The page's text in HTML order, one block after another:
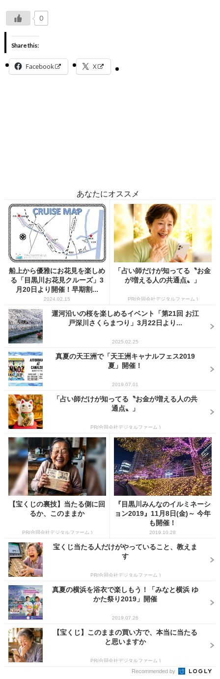
0
Share this:
Facebook X
あなたにオススメ
船上から優雅にお花見を楽しめ
る「目黒川お花見クルーズ」3
月20日より開催！早期割...
2024.02.15
「占い師だけが知ってる〝お金
が増える人の共通点〟」
PR(合同会社デジタルファーム )
運河沿いの桜を楽しめるイベント「第21回 お江
戸深川さくらまつり」3月22日より...
2025.02.25
真夏の天王洲で「天王洲キャナルフェス2019
夏」開催！
2019.07.01
「占い師だけが知ってる〝お金が増える人の共
通点〟」
PR(合同会社デジタルファーム )
【宝くじの裏技】当たる側に回
るか、このままか
PR(合同会社デジタルファーム )
『目黒川みんなのイルミネーシ
ョン2019』11月8日(金)～ 今年
も開催！
2019.10.28
宝くじ当たる人だけがやっていること、教えま
す
PR(合同会社デジタルファーム )
真夏の横浜を浴衣で楽しもう！「みなと横浜 ゆ
かた祭り2019」開催
2019.07.26
【宝くじ】このままの買い方で、本当に当たる
と思いますか
PR(合同会社デジタルファーム )
Recommended by